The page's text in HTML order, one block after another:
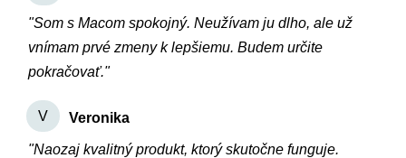
"Som s Macom spokojný. Neužívam ju dlho, ale už
vnímam prvé zmeny k lepšiemu. Budem určite
pokračovať."
V Veronika
"Naozaj kvalitný produkt, ktorý skutočne funguje.